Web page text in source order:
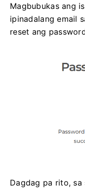
Magbubukas ang
ipinadalang email
reset ang
Dagdag pa rito,